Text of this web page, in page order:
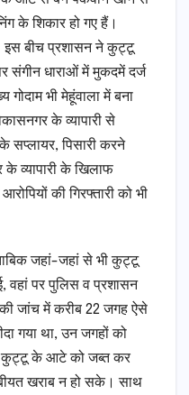
के शिकार हो गए हैं।
बीच प्रशासन ने कुट्टू
संगीन धाराओं में मुकदमें दर्ज
भी मेहूंवाला में बना
के व्यापारी से
सप्लायर, पिसारी करने
व्यापारी के खिलाफ
की गिरफ्तारी को भी
जहां-जहां से भी कुट्टू
वहां पर पुलिस व प्रशासन
की जांच में करीब 22 जगह ऐसे
गया था, उन जगहों को
कुट्टू के आटे को जब्त कर
खराब न हो सके। साथ